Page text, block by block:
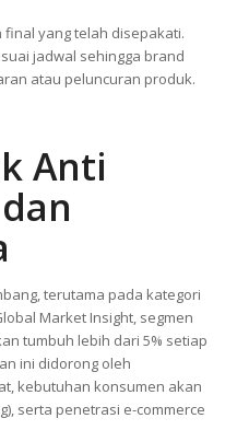
yang telah disepakati.
jadwal sehingga brand
atau peluncuran produk.
Anti
terutama pada kategori
Market Insight, segmen
tumbuh lebih dari 5% setiap
ini didorong oleh
kebutuhan konsumen akan
serta penetrasi e-commerce